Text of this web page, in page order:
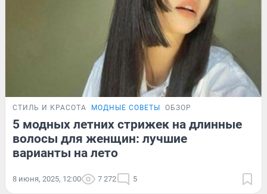
СТИЛЬ И КРАСОТА МОДНЫЕ СОВЕТЫ ОБЗОР
5 модных летних стрижек на длинные
волосы для женщин: лучшие
варианты на лето
8 июня, 2025, 12:00 7 272 5